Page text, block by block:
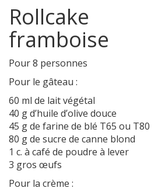
Rollcake
framboise
Pour 8 personnes
Pour le gâteau :
60 ml de lait végétal
40 g d’huile d’olive douce
45 g de farine de blé T65 ou T80
80 g de sucre de canne blond
1 c. à café de poudre à lever
3 gros œufs
Pour la crème :